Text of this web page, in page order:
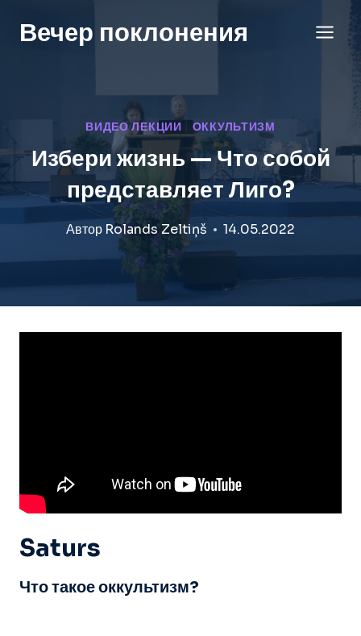
Вечер поклонения
ВИДЕО ЛЕКЦИИ | ОККУЛЬТИЗМ
Избери жизнь — Что собой
представляет Лиго?
Автор Rolands Zeltiņš 14.05.2022
Saturs
Что такое оккультизм?